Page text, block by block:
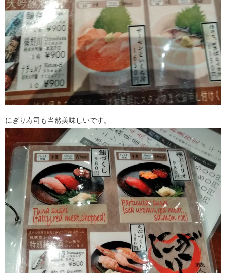
にぎり寿司も当然美味しいです。